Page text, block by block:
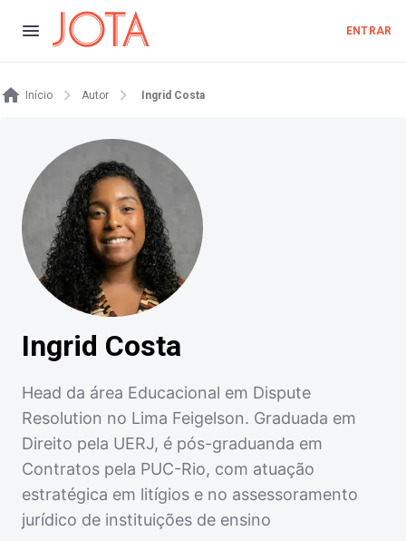
ENTRAR
Início Autor Ingrid Costa
Ingrid Costa
Head da área Educacional em Dispute
Resolution no Lima Feigelson. Graduada em
Direito pela UERJ, é pós-graduanda em
Contratos pela PUC-Rio, com atuação
estratégica em litígios e no assessoramento
jurídico de instituições de ensino